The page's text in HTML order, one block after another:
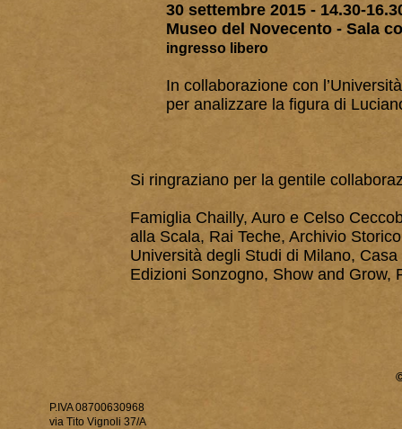
30 settembre 2015 - 14.30-
Museo del Novecento - Sala
ingresso libero
In collaborazione con
per analizzare la figura di
Si ringraziano per la gentile
Famiglia Chailly, Auro e Celso
alla Scala, Rai Teche, Archivio
Università degli Studi di Milano,
Edizioni Sonzogno, Show and Grow,
P.IVA 08700630968
via Tito Vignoli 37/A